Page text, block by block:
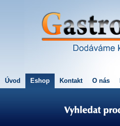
Úvod Eshop Kontakt O nás